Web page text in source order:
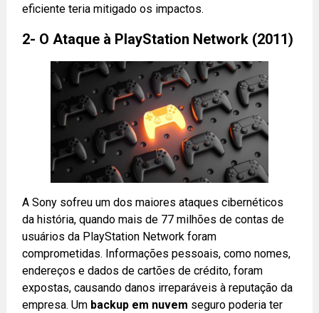
eficiente teria mitigado os impactos.
2- O Ataque à PlayStation Network (2011)
A Sony sofreu um dos maiores ataques cibernéticos
da história, quando mais de 77 milhões de contas de
usuários da PlayStation Network foram
comprometidas. Informações pessoais, como nomes,
endereços e dados de cartões de crédito, foram
expostas, causando danos irreparáveis à reputação da
empresa. Um backup em nuvem seguro poderia ter